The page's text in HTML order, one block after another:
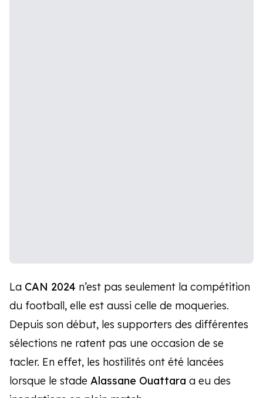
La CAN 2024 n’est pas seulement la compétition
du football, elle est aussi celle de moqueries.
Depuis son début, les supporters des différentes
sélections ne ratent pas une occasion de se
tacler. En effet, les hostilités ont été lancées
lorsque le stade Alassane Ouattara a eu des